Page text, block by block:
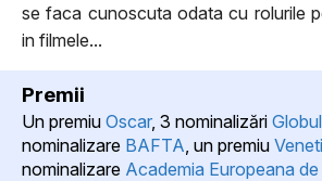
se faca cunoscuta odata cu rolurile
in filmele...
Premii
Un premiu Oscar, 3 nominalizări
nominalizare BAFTA , un premiu
nominalizare Academia Europeana de